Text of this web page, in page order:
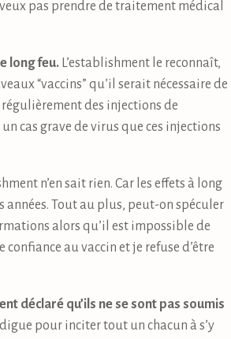
pas prendre de traitement médical
long feu. L’establishment le reconnaît,
“vaccins” qu’il serait nécessaire de
des injections de
cas grave de virus que ces injections
n’en sait rien. Car les effets à long
Tout au plus, peut-on spéculer
alors qu’il est impossible de
au vaccin et je refuse d’être
déclaré qu’ils ne se sont pas soumis
pour inciter tout un chacun à s’y